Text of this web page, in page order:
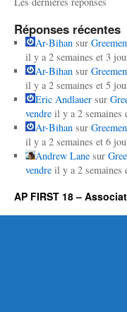
Réponses récentes
Ar-Bihansur
il y a 2 semaines et 3
Ar-Bihansur
il y a 2 semaines et 5
Eric Andlauersur
vendre il y a 2 semaines
Ar-Bihansur
il y a 2 semaines et 6
Andrew Lanesur
vendre il y a 2 semaines
AP FIRST 18 –